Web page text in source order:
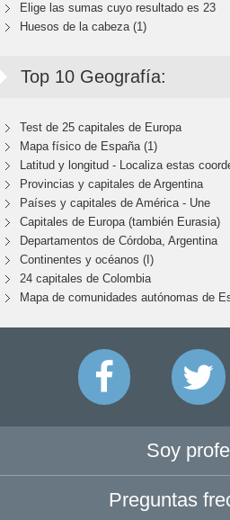
Elige las sumas cuyo resultado es 23
Huesos de la cabeza (1)
Top 10 Geografía:
Test de 25 capitales de Europa
Mapa físico de España (1)
Latitud y longitud - Localiza estas
Provincias y capitales de Argentina
Países y capitales de América - Une
Capitales de Europa (también Eurasia)
Departamentos de Córdoba, Argentina
Continentes y océanos (I)
24 capitales de Colombia
Mapa de comunidades autónomas de
Soy
Preguntas